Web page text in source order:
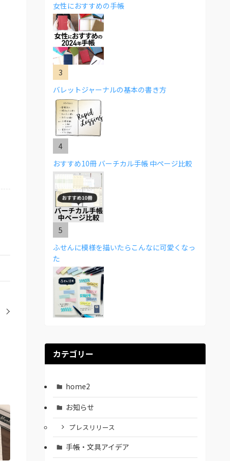
女性におすすめの手帳
バレットジャーナルの基本の書き方
おすすめ10冊 バーチカル手帳 中ページ比較
ふせんに模様を描いたらこんなに可愛くなっ
た
カテゴリー
home2
お知らせ
プレスリリース
手帳・文具アイデア